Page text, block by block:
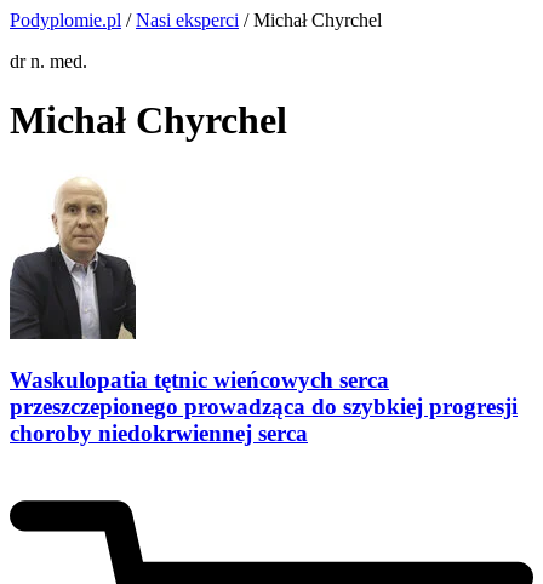
Podyplomie.pl /Nasi eksperci / Michał Chyrchel
dr n. med.
Michał Chyrchel
Waskulopatia tętnic wieńcowych serca
przeszczepionego prowadząca do szybkiej progresji
choroby niedokrwiennej serca